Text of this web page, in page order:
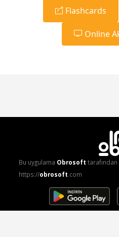
Flashcards
Online
Bu uygulama Obrosoft
https://obrosoft.com